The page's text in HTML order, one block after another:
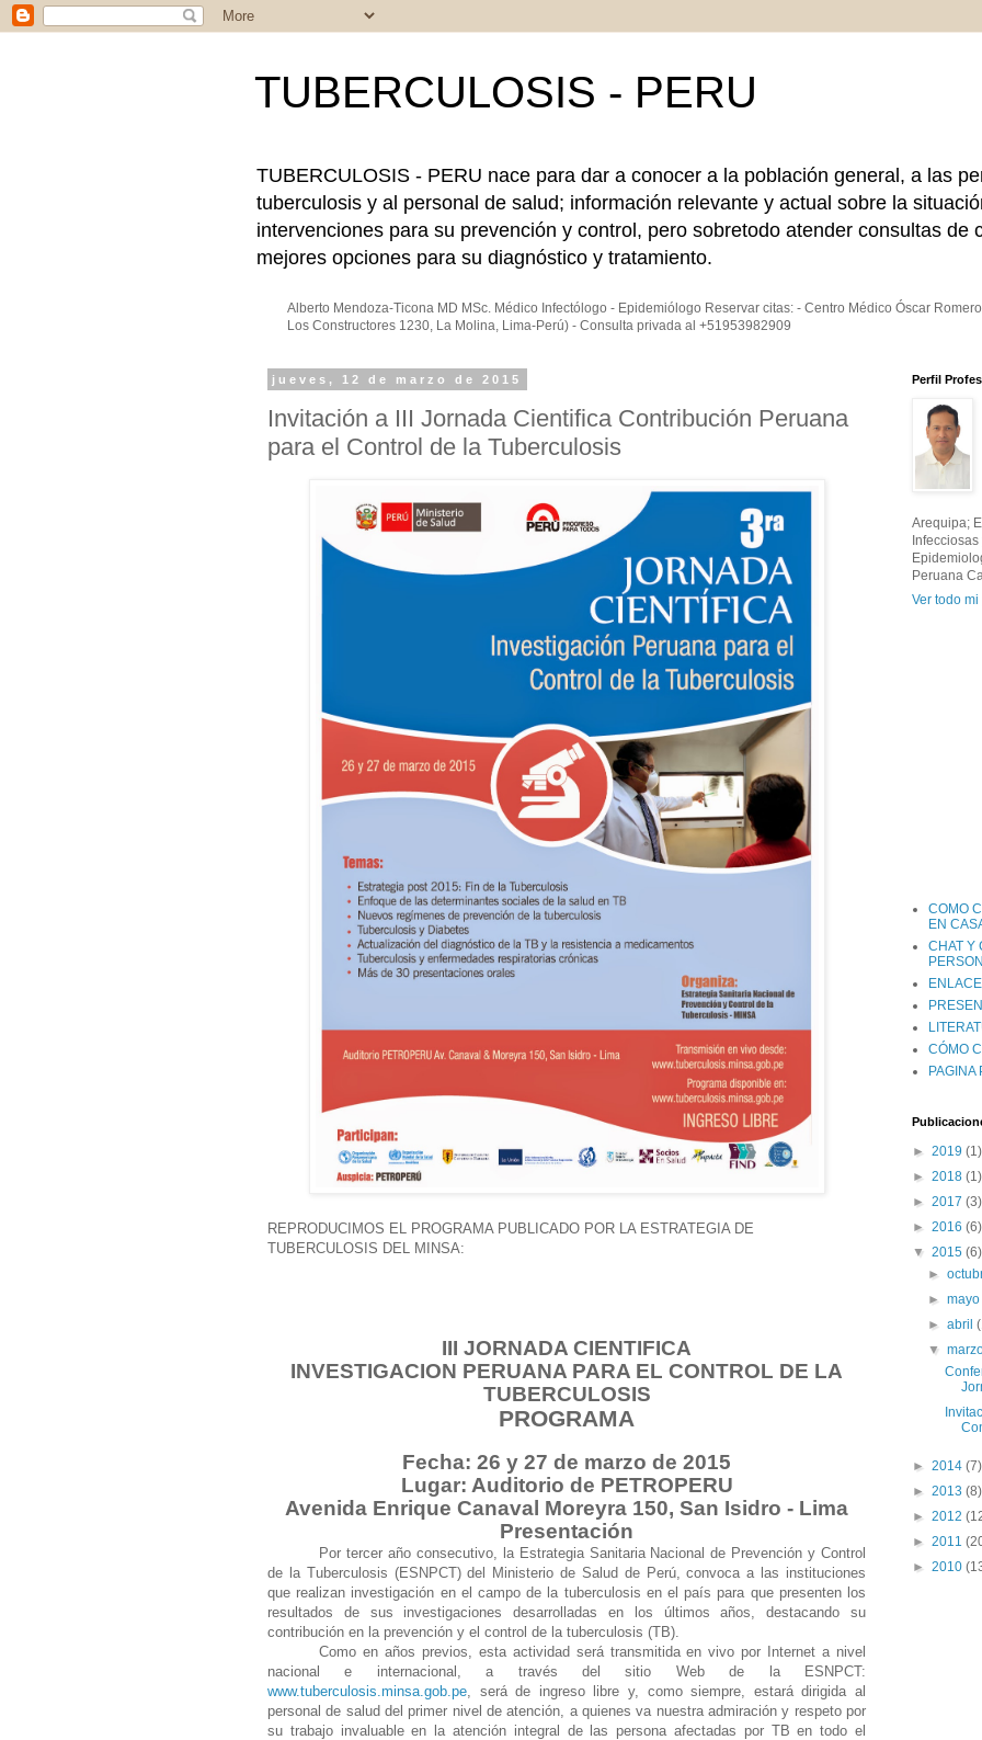
TUBERCULOSIS - PERU
TUBERCULOSIS - PERU nace para dar a conocer a la población general, a las
tuberculosis y al personal de salud; información relevante y actual sobre la
intervenciones para su prevención y control, pero sobretodo atender consultas de
mejores opciones para su diagnóstico y tratamiento.
Alberto Mendoza-Ticona MD MSc. Médico Infectólogo - Epidemiólogo Reservar citas: - Centro Médico Óscar
Los Constructores 1230, La Molina, Lima-Perú) - Consulta privada al +51953982909
jueves, 12 de marzo de 2015
Invitación a III Jornada Cientifica Contribución Peruana
para el Control de la Tuberculosis
REPRODUCIMOS EL PROGRAMA PUBLICADO POR LA ESTRATEGIA DE
TUBERCULOSIS DEL MINSA:
III JORNADA CIENTIFICA
INVESTIGACION PERUANA PARA EL CONTROL DE LA
TUBERCULOSIS
PROGRAMA
Fecha: 26 y 27 de marzo de 2015
Lugar: Auditorio de PETROPERU
Avenida Enrique Canaval Moreyra 150, San Isidro - Lima
Presentación
Por tercer año consecutivo, la Estrategia Sanitaria Nacional de Prevención y Control
de la Tuberculosis (ESNPCT) del Ministerio de Salud de Perú, convoca a las instituciones
que realizan investigación en el campo de la tuberculosis en el país para que presenten los
resultados de sus investigaciones desarrolladas en los últimos años, destacando su
contribución en la prevención y el control de la tuberculosis (TB).
Como en años previos, esta actividad será transmitida en vivo por Internet a nivel
nacional e internacional, a través del sitio Web de la ESNPCT:
www.tuberculosis.minsa.gob.pe , será de ingreso libre y, como siempre, estará dirigida al
personal de salud del primer nivel de atención, a quienes va nuestra admiración y respeto por
su trabajo invaluable en la atención integral de las persona afectadas por TB en todo el
Perfil
Arequipa;
Peruana
Ver todo mi
COMO
EN
CHAT Y
CÓMO
PAGINA
► 2019 (1)
► 2018 (1)
► 2017 (3)
► 2016 (6)
▼ 2015 (6)
►
►
►abril
▼
► 2014 (7)
► 2013 (8)
► 2012
► 2011
► 2010